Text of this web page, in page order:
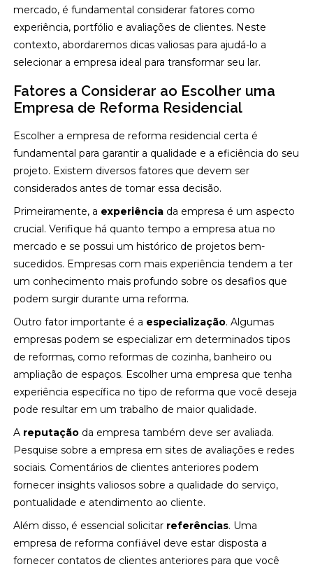
mercado, é fundamental considerar fatores como
experiência, portfólio e avaliações de clientes. Neste
contexto, abordaremos dicas valiosas para ajudá-lo a
selecionar a empresa ideal para transformar seu lar.
Fatores a Considerar ao Escolher uma
Empresa de Reforma Residencial
Escolher a empresa de reforma residencial certa é
fundamental para garantir a qualidade e a eficiência do seu
projeto. Existem diversos fatores que devem ser
considerados antes de tomar essa decisão.
Primeiramente, a experiência da empresa é um aspecto
crucial. Verifique há quanto tempo a empresa atua no
mercado e se possui um histórico de projetos bem-
sucedidos. Empresas com mais experiência tendem a ter
um conhecimento mais profundo sobre os desafios que
podem surgir durante uma reforma.
Outro fator importante é a especialização. Algumas
empresas podem se especializar em determinados tipos
de reformas, como reformas de cozinha, banheiro ou
ampliação de espaços. Escolher uma empresa que tenha
experiência específica no tipo de reforma que você deseja
pode resultar em um trabalho de maior qualidade.
A reputação da empresa também deve ser avaliada.
Pesquise sobre a empresa em sites de avaliações e redes
sociais. Comentários de clientes anteriores podem
fornecer insights valiosos sobre a qualidade do serviço,
pontualidade e atendimento ao cliente.
Além disso, é essencial solicitar referências. Uma
empresa de reforma confiável deve estar disposta a
fornecer contatos de clientes anteriores para que você